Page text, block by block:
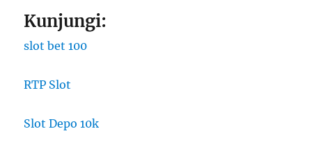
Kunjungi:
slot bet 100
RTP Slot
Slot Depo 10k